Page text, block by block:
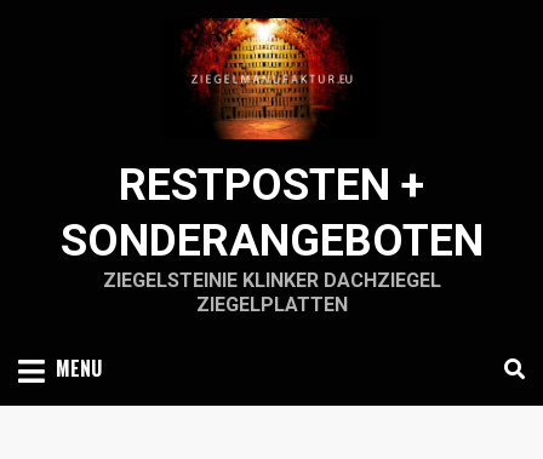
RESTPOSTEN +
SONDERANGEBOTEN
ZIEGELSTEINIE KLINKER DACHZIEGEL
ZIEGELPLATTEN
MENU